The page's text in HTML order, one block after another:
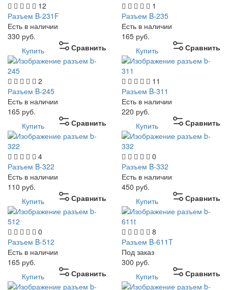
12
Разъем B-231F
Есть в наличии
330 руб.
Сравнить
Купить
1
Разъем B-235
Есть в наличии
165 руб.
Сравнить
Купить
2
Разъем B-245
Есть в наличии
165 руб.
Сравнить
Купить
11
Разъем B-311
Есть в наличии
220 руб.
Сравнить
Купить
4
Разъем B-322
Есть в наличии
110 руб.
Сравнить
Купить
0
Разъем B-332
Есть в наличии
450 руб.
Сравнить
Купить
0
Разъем B-512
Есть в наличии
165 руб.
Сравнить
Купить
8
Разъем B-611T
Под заказ
300 руб.
Сравнить
Купить